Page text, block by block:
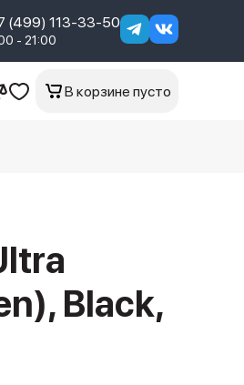
(499) 113-33-50
- 21:00
В корзине пусто
Black,